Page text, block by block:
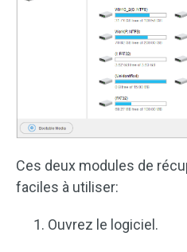
Ces deux modules de
faciles à utiliser:
Ouvrez le logiciel.